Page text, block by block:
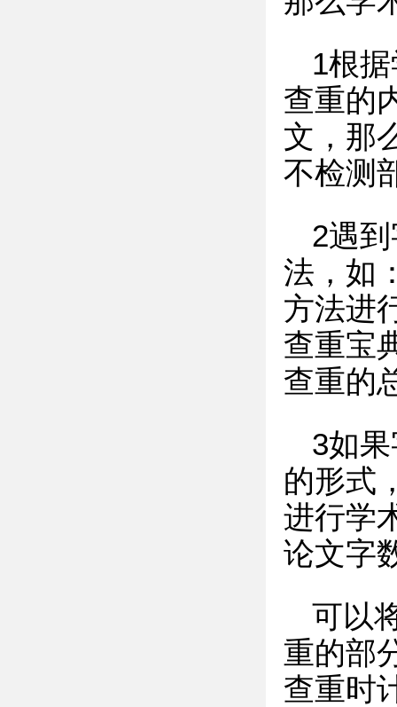
1根
查重的
文，那
不检测
2遇
法，如
方法进
查重宝
查重的
3如
的形式
进行学
论文字
可以
重的部
查重时